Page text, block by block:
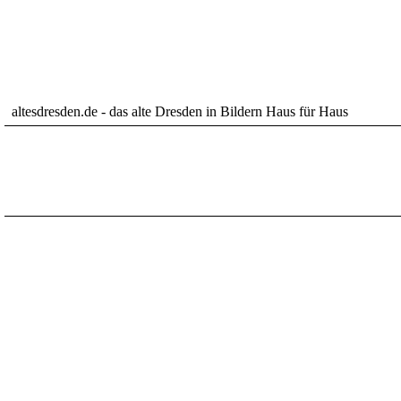
altesdresden.de - das alte Dresden in Bildern Haus für Haus